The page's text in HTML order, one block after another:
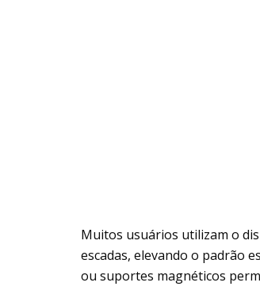
Muitos usuários utilizam o
escadas, elevando o padrão
ou suportes magnéticos